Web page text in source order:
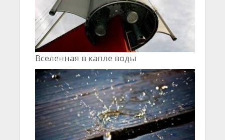
Вселенная в капле воды